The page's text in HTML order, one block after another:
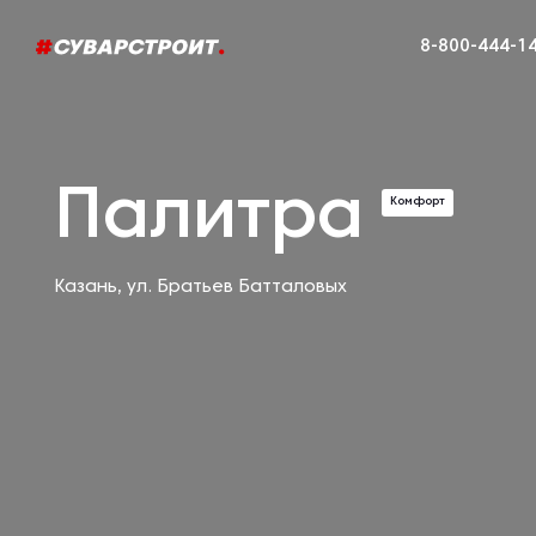
8-800-444-
Палитра Комфорт
Казань, ул. Братьев Батталовых